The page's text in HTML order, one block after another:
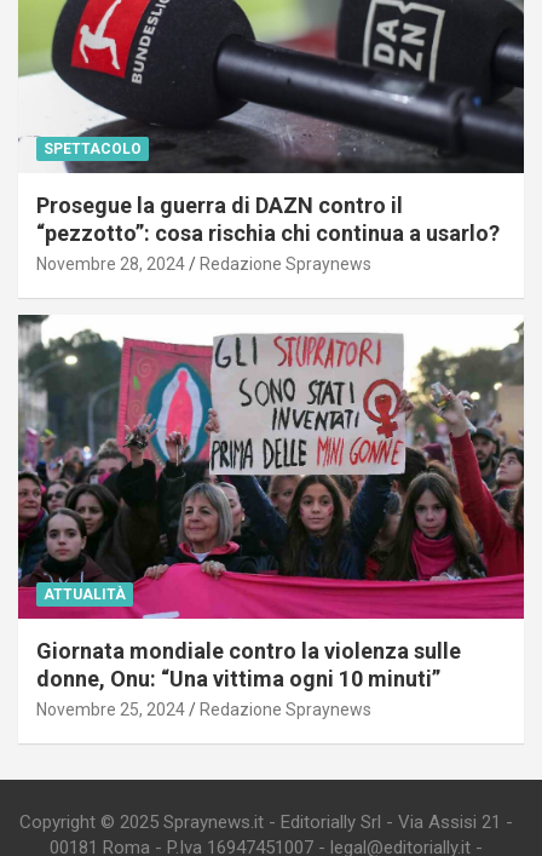
SPETTACOLO
Prosegue la guerra di DAZN contro il
“pezzotto”: cosa rischia chi continua a usarlo?
Novembre 28, 2024 Redazione Spraynews
ATTUALITÀ
Giornata mondiale contro la violenza sulle
donne, Onu: “Una vittima ogni 10 minuti”
Novembre 25, 2024 Redazione Spraynews
Copyright © 2025 Spraynews.it - Editorially Srl - Via Assisi 21 -
00181 Roma - P.Iva 16947451007 - legal@editorially.it -